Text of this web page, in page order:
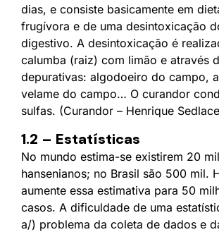
dias, e consiste basicamente em
frugívora e de uma desintoxicação
digestivo. A desintoxicação é
calumba (raiz) com limão e através
depurativas: algodoeiro do campo,
velame do campo… O curandor
sulfas. (Curandor – Henrique
1.2 – Estatísticas
No mundo estima-se existirem 20
hansenianos; no Brasil são 500 mil.
aumente essa estimativa para 50
casos. A dificuldade de uma
a/) problema da coleta de dados e